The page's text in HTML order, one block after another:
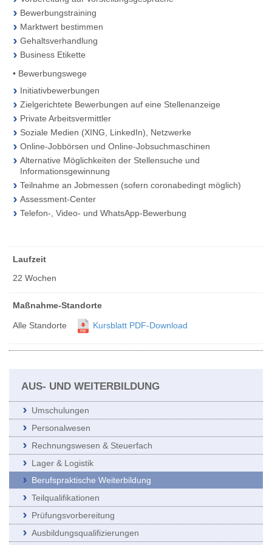
Bewerbungstraining
Marktwert bestimmen
Gehaltsverhandlung
Business Etikette
• Bewerbungswege
Initiativbewerbungen
Zielgerichtete Bewerbungen auf eine Stellenanzeige
Private Arbeitsvermittler
Soziale Medien (XING, LinkedIn), Netzwerke
Online-Jobbörsen und Online-Jobsuchmaschinen
Alternative Möglichkeiten der Stellensuche und
Informationsgewinnung
Teilnahme an Jobmessen (sofern coronabedingt möglich)
Assessment-Center
Telefon-, Video- und WhatsApp-Bewerbung
Laufzeit
22 Wochen
Maßnahme-Standorte
Alle Standorte Kursblatt PDF-Download
AUS- UND WEITERBILDUNG
Umschulungen
Personalwesen
Rechnungswesen & Steuerfach
Lager & Logistik
Berufspraktische Weiterbildung
Teilqualifikationen
Prüfungsvorbereitung
Ausbildungsqualifizierungen